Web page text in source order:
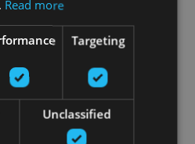
Read more
Targeting
Unclassified